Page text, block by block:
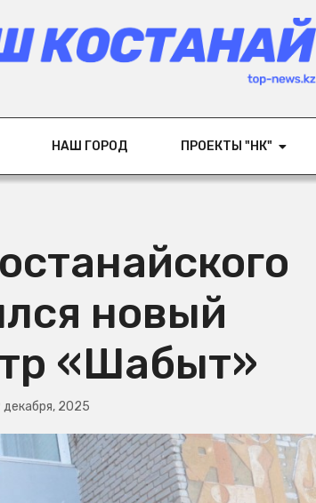
НАШ ГОРОД ПРОЕКТЫ "НК"
новый
«Шабыт»
декабря, 2025